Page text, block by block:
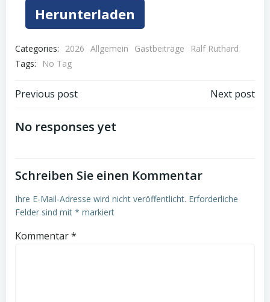
Herunterladen
Categories: 2026 Allgemein Gastbeiträge
Ralf Ruthard
Tags:
No Tag
Post
navigation
Previous post Next post
No responses yet
Schreiben Sie einen Kommentar
Ihre E-Mail-Adresse wird nicht veröffentlicht. Erforderliche
Felder sind mit * markiert
Kommentar*